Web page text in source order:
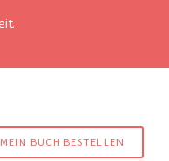
MEIN BUCH BESTELLEN